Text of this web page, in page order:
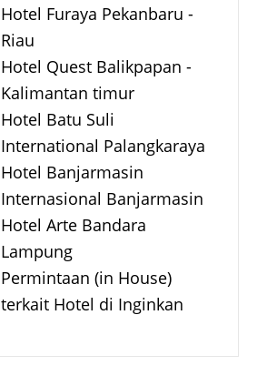
Hotel Furaya Pekanbaru -
Riau
Hotel Quest Balikpapan -
Kalimantan timur
Hotel Batu Suli
International Palangkaraya
Hotel Banjarmasin
Internasional Banjarmasin
Hotel Arte Bandara
Lampung
Permintaan (in House)
terkait Hotel di Inginkan